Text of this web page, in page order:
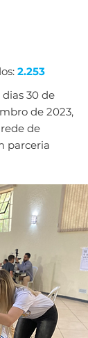
2.253
30 de
de 2023,
de
parceria